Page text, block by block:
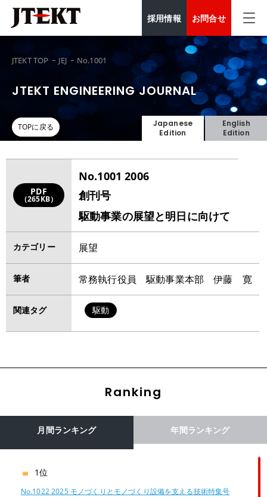
採用情報 お問合せ
JTEKT TOP JEJ No.1001
JTEKT ENGINEERING JOURNAL
TOPに戻る
Japanese
Edition
English
Edition
PDF
（265KB）
No.1001 2006
創刊号
駆動事業の展望と明日に向けて
カテゴリー 展望
筆者 常務執行役員 駆動事業本部 伊藤 寛
関連タグ 駆動
Ranking
月間ランキング 年間ランキング
1位
No.1022 2025 モノづくりとモノづくり設備を支える技術特集号